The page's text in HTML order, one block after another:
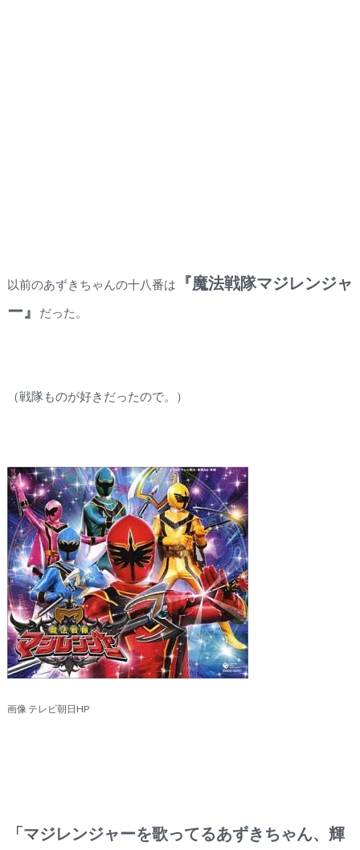
以前のあずきちゃんの十八番は
『魔法戦隊マジレンジャ
ー』
だった。
（戦隊ものが好きだったので。）
画像 テレビ朝日HP
「マジレンジャーを歌ってるあずきちゃん、輝